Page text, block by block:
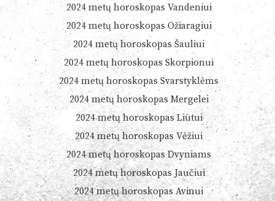
2024 metų horoskopas Vandeniui
2024 metų horoskopas Ožiaragiui
2024 metų horoskopas Šauliui
2024 metų horoskopas Skorpionui
2024 metų horoskopas Svarstyklėms
2024 metų horoskopas Mergelei
2024 metų horoskopas Liūtui
2024 metų horoskopas Vėžiui
2024 metų horoskopas Dvyniams
2024 metų horoskopas Jaučiui
2024 metų horoskopas Avinui